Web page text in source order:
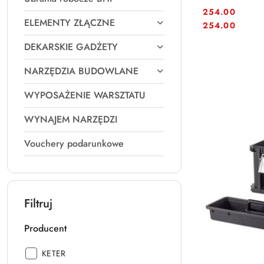
ELEMENTY ZŁĄCZNE
DEKARSKIE GADŻETY
NARZĘDZIA BUDOWLANE
WYPOSAŻENIE WARSZTATU
WYNAJEM NARZĘDZI
Vouchery podarunkowe
Filtruj
Producent
Producent:
KETER
Cena:
254.00
Cena:
254.00